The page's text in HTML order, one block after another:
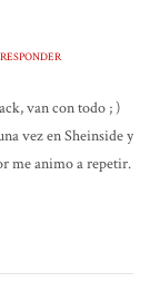
RESPONDER
van con todo ; )
vez en Sheinside y
me animo a repetir.